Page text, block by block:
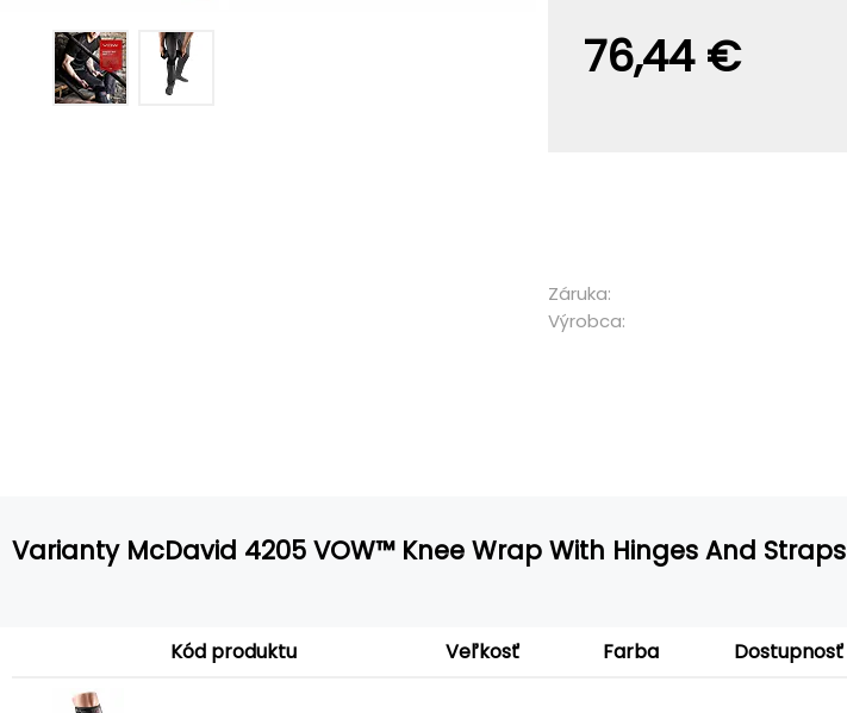
76,44 €
Záruka:
Výrobca:
Varianty McDavid 4205 VOW™ Knee Wrap With Hinges And Straps
Kód produktu Veľkosť Farba Dostupnosť